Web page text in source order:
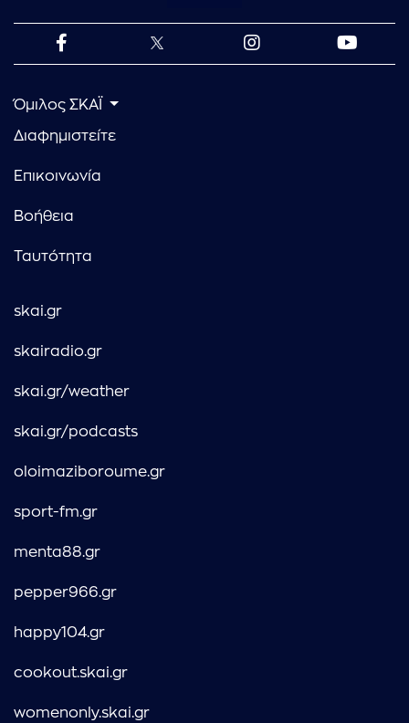
Όμιλος ΣΚΑΪ
Διαφημιστείτε
Επικοινωνία
Βοήθεια
Ταυτότητα
skai.gr
skairadio.gr
skai.gr/weather
skai.gr/podcasts
oloimaziboroume.gr
sport-fm.gr
menta88.gr
pepper966.gr
happy104.gr
cookout.skai.gr
womenonly.skai.gr